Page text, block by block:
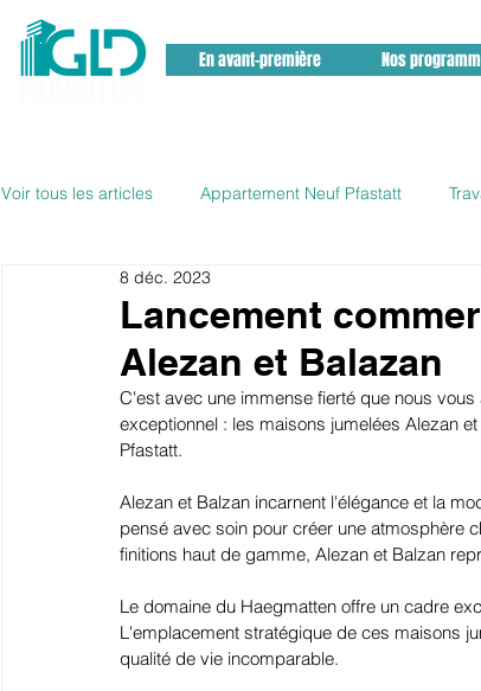
En avant-première Nos
Voir tous les articles Appartement Neuf Pfastatt
Promoteur Immobilier haut rhin
Appartement Pfastatt
Lancement
Alezan et Balazan
8 déc. 2023
C'est avec une immense fierté que nous
exceptionnel : les maisons jumelées Alezan
Pfastatt.
Alezan et Balzan incarnent l'élégance et la
pensé avec soin pour créer une atmosphère
finitions haut de gamme, Alezan et Balzan
Le domaine du Haegmatten offre un cadre
L'emplacement stratégique de ces maisons
qualité de vie incomparable.